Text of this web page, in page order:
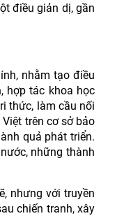
điều giản dị, gần
nhằm tạo điều
hợp tác khoa học
thức, làm cầu nối
trên cơ sở bảo
quả phát triển.
những thành
nhưng với truyền
chiến tranh, xây